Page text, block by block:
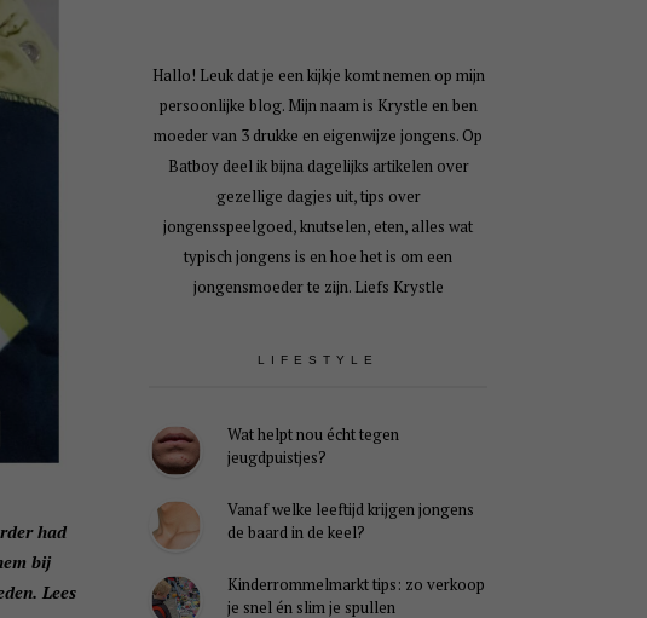
had
bij
Lees
Hallo! Leuk dat je een kijkje komt nemen op mijn
persoonlijke blog. Mijn naam is Krystle en ben
moeder van 3 drukke en eigenwijze jongens. Op
Batboy deel ik bijna dagelijks artikelen over
gezellige dagjes uit, tips over
jongensspeelgoed, knutselen, eten, alles wat
typisch jongens is en hoe het is om een
jongensmoeder te zijn. Liefs Krystle
LIFESTYLE
Wat helpt nou écht tegen
jeugdpuistjes?
Vanaf welke leeftijd krijgen jongens
de baard in de keel?
Kinderrommelmarkt tips: zo verkoop
je snel én slim je spullen